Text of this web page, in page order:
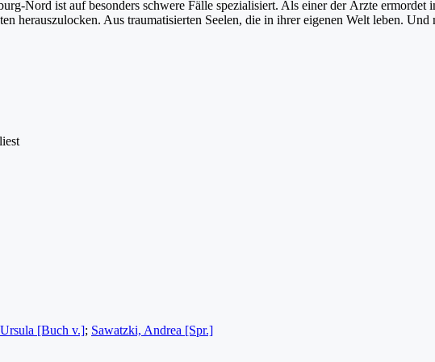
Nord ist auf besonders schwere Fälle spezialisiert. Als einer der Ärzte ermordet
herauszulocken. Aus traumatisierten Seelen, die in ihrer eigenen Welt leben. Und
[Buch v.]; Sawatzki, Andrea [Spr.]